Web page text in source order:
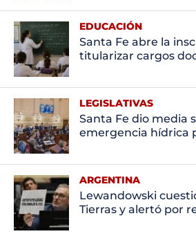
EDUCACIÓN
Santa Fe abre la
titularizar cargos
LEGISLATIVAS
Santa Fe dio media
emergencia hídrica
ARGENTINA
Lewandowski
Tierras y alertó por